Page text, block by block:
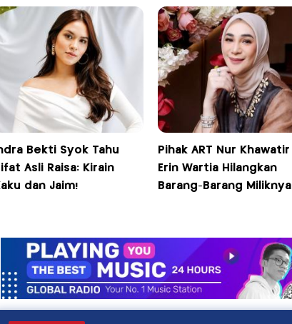
Bekti Syok Tahu
Asli Raisa: Kirain
dan Jaim!
Pihak ART Nur Khawatir
Erin Wartia Hilangkan
Barang-Barang Miliknya